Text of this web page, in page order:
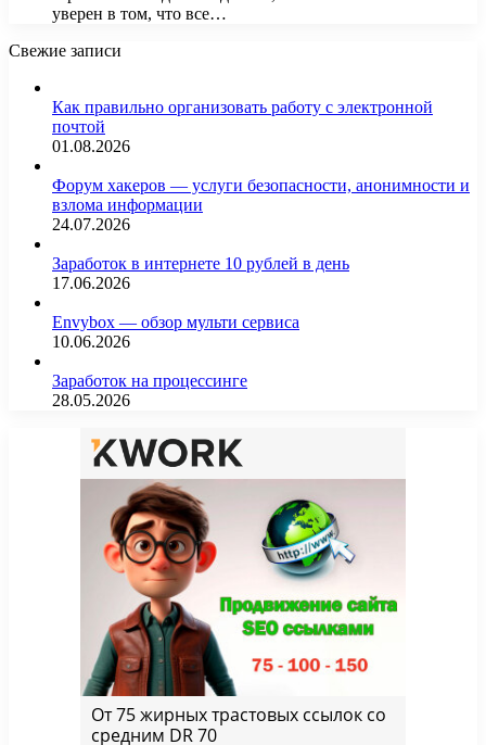
уверен в том, что все…
Свежие записи
Как правильно организовать работу с электронной
почтой
01.08.2026
Форум хакеров — услуги безопасности, анонимности и
взлома информации
24.07.2026
Заработок в интернете 10 рублей в день
17.06.2026
Envybox — обзор мульти сервиса
10.06.2026
Заработок на процессинге
28.05.2026